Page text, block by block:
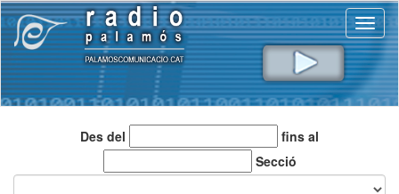
Des del
fins al
Secció